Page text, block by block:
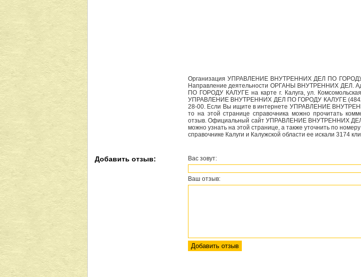
Организация УПРАВЛЕНИЕ ВНУТРЕННИХ ДЕЛ ПО ГОРОДУ
Направление деятельности ОРГАНЫ ВНУТРЕННИХ
ПО ГОРОДУ КАЛУГЕ на карте г. Калуга, ул.
УПРАВЛЕНИЕ ВНУТРЕННИХ ДЕЛ ПО ГОРОДУ КАЛУГЕ (4842)
28-00. Если Вы ищите в интернете УПРАВЛЕНИЕ
то на этой странице справочника можно прочитать
отзыв. Официальный сайт УПРАВЛЕНИЕ ВНУТРЕННИХ
можно узнать на этой странице, а также уточнить по
справочнике Калуги и Калужской области ее искали 3174
Добавить отзыв: Вас зовут:
Ваш отзыв: